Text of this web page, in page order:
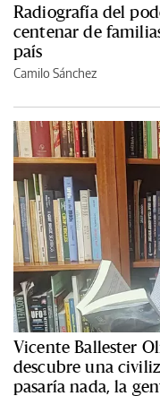
Radiografía del
centenar de
país
Camilo Sánchez
Vicente Ballester
descubre una
pasaría nada, la